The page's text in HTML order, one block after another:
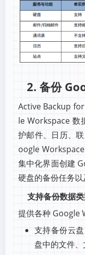
2. 备份
Active Backup
le Workspace 数
护邮件、日历、
oogle
集中化界面创建
硬盘的备份任务以
支持备份数据
提供各种 Google
支持备份云
盘中的文件、